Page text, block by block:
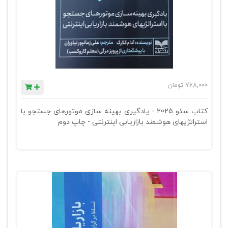
768,000 تومان
کتاب سئو 2025 - یادگیری بهینه سازی موتورهای جستجو با
استراتژیهای هوشمند بازاریابی اینترنتی - چاپ دوم